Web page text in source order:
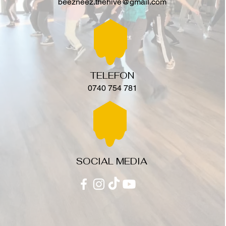
TELEFON
0740 754 781
SOCIAL MEDIA